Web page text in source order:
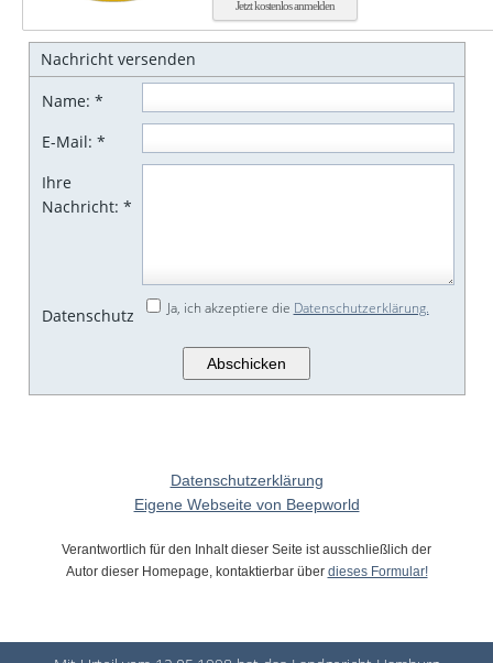
Jetzt kostenlos anmelden
Nachricht versenden
Name: *
E-Mail: *
Ihre
Nachricht: *
Datenschutz Ja, ich akzeptiere die Datenschutzerklärung.
Datenschutzerklärung
Eigene Webseite von Beepworld
Verantwortlich für den Inhalt dieser Seite ist ausschließlich der
Autor dieser Homepage, kontaktierbar über dieses Formular!